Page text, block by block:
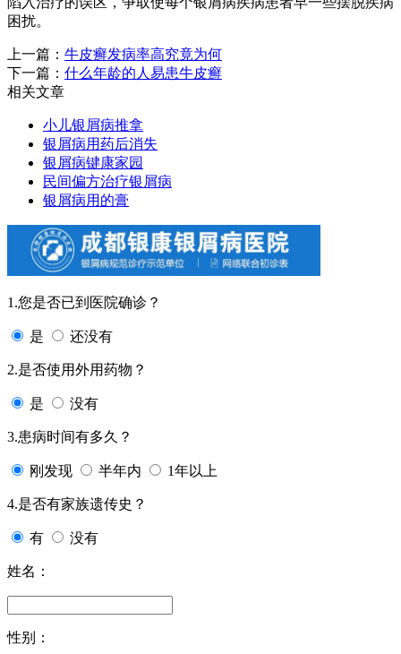
困扰。
上一篇： 牛皮癣发病率高究竟为何
下一篇： 什么年龄的人易患牛皮癣
相关文章
小儿银屑病推拿
银屑病用药后消失
银屑病键康家园
民间偏方治疗银屑病
银屑病用的膏
1.您是否已到医院确诊？
是 还没有
2.是否使用外用药物？
是 没有
3.患病时间有多久？
刚发现 半年内 1年以上
4.是否有家族遗传史？
有 没有
姓名：
性别：